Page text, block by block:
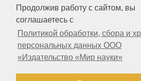
Продолжив работу с сайтом, вы
соглашаетесь с
Политикой обработки, сбора и
персональных данных ООО
«Издательство «Мир науки»
LLC Материалы, размещенные на
охраняются Законом о защите
прав. Публикация любых материалов
этого сайта запрещена без
предварительного согласования с
издательством. Авторские права на
размещенные на сайте научные